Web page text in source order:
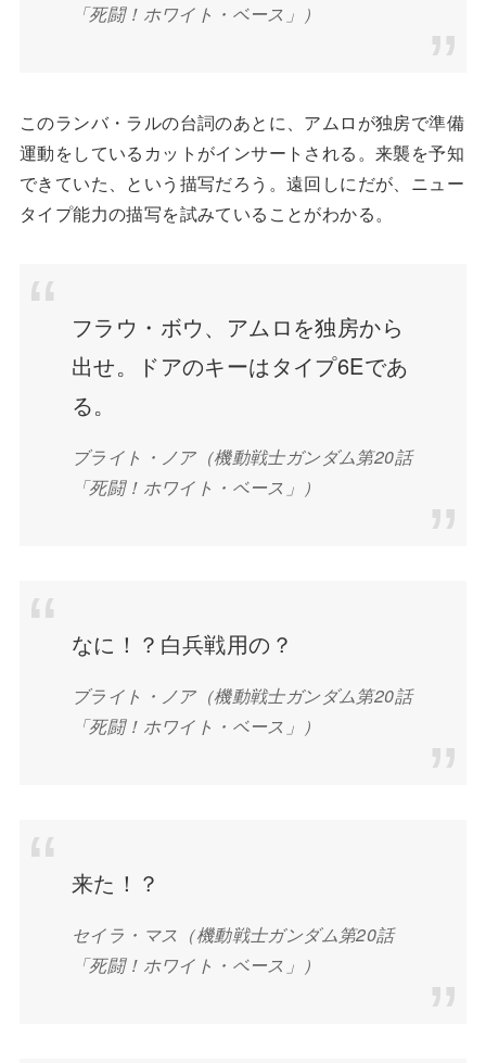
「死闘！ホワイト・ベース」）
このランバ・ラルの台詞のあとに、アムロが独房で準備
運動をしているカットがインサートされる。来襲を予知
できていた、という描写だろう。遠回しにだが、ニュー
タイプ能力の描写を試みていることがわかる。
フラウ・ボウ、アムロを独房から
出せ。ドアのキーはタイプ6Eであ
る。
ブライト・ノア（機動戦士ガンダム第20話
「死闘！ホワイト・ベース」）
なに！？白兵戦用の？
ブライト・ノア（機動戦士ガンダム第20話
「死闘！ホワイト・ベース」）
来た！？
セイラ・マス（機動戦士ガンダム第20話
「死闘！ホワイト・ベース」）